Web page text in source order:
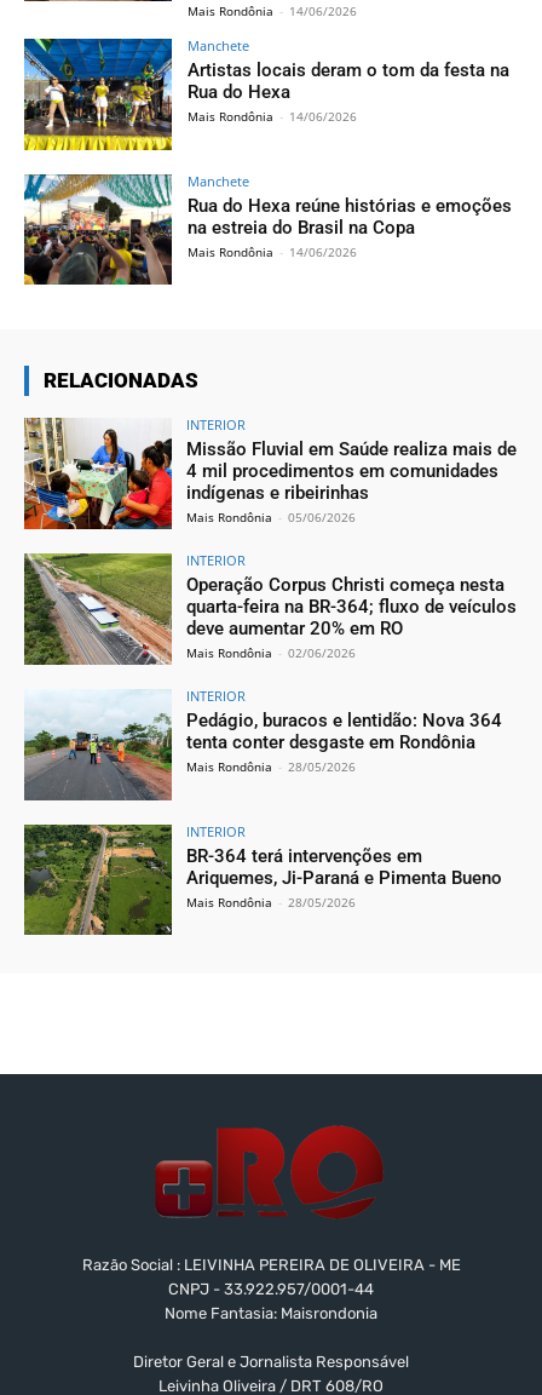
Mais Rondônia - 14/06/2026
Manchete
Artistas locais deram o tom da festa na
Rua do Hexa
Mais Rondônia - 14/06/2026
Manchete
Rua do Hexa reúne histórias e emoções
na estreia do Brasil na Copa
Mais Rondônia - 14/06/2026
RELACIONADAS
INTERIOR
Missão Fluvial em Saúde realiza mais de
4 mil procedimentos em comunidades
indígenas e ribeirinhas
Mais Rondônia - 05/06/2026
INTERIOR
Operação Corpus Christi começa nesta
quarta-feira na BR-364; fluxo de veículos
deve aumentar 20% em RO
Mais Rondônia - 02/06/2026
INTERIOR
Pedágio, buracos e lentidão: Nova 364
tenta conter desgaste em Rondônia
Mais Rondônia - 28/05/2026
INTERIOR
BR-364 terá intervenções em
Ariquemes, Ji-Paraná e Pimenta Bueno
Mais Rondônia - 28/05/2026
Razão Social : LEIVINHA PEREIRA DE OLIVEIRA - ME
CNPJ - 33.922.957/0001-44
Nome Fantasia: Maisrondonia
Diretor Geral e Jornalista Responsável
Leivinha Oliveira / DRT 608/RO